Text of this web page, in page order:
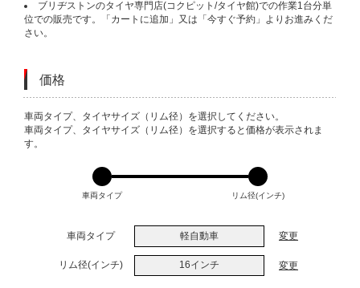
ブリヂストンのタイヤ専門店(コクピット/タイヤ館)での作業1台分単
位での販売です。「カートに追加」又は「今すぐ予約」よりお進みくだ
さい。
価格
VARIATIONS
車両タイプ、タイヤサイズ（リム径）を選択してください。
車両タイプ、タイヤサイズ（リム径）を選択すると価格が表示されま
す。
車両タイプ リム径(インチ)
車両タイプ 軽自動車 変更
リム径(インチ) 16インチ 変更